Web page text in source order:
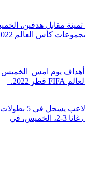
ثمينة مقابل هدفين،
كريستيانو رونالدو عن "فخره الشديد"، بعد أن أصبح أول لاعب يسجل في 5 بطولات
لكأس العالم، بعدما ساعد منتخب البرتغال في الفوز على غانا 3-2، الخميس، في